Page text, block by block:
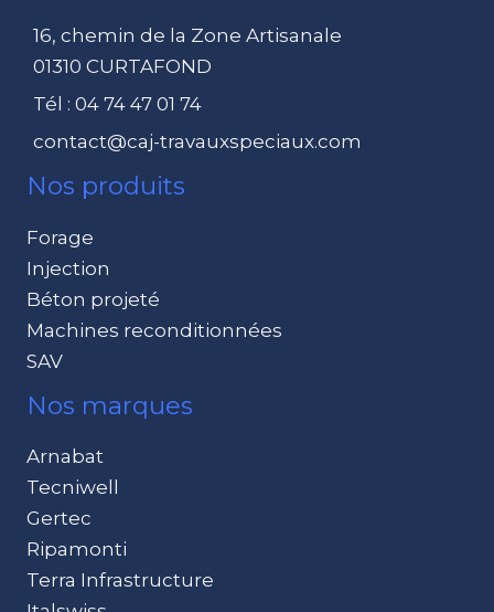
16, chemin de la Zone Artisanale
01310 CURTAFOND
Tél : 04 74 47 01 74
contact@caj-travauxspeciaux.com
Nos produits
Forage
Injection
Béton projeté
Machines reconditionnées
SAV
Nos marques
Arnabat
Tecniwell
Gertec
Ripamonti
Terra Infrastructure